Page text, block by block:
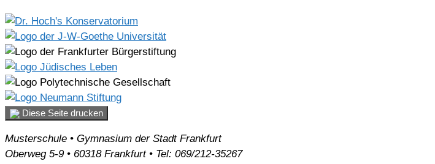
Diese Seite drucken
Musterschule • Gymnasium der Stadt Frankfurt
Oberweg 5-9 • 60318 Frankfurt • Tel: 069/212-35267